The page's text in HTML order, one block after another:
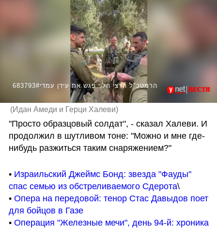
683793#הרמטכ"ל הרצי הלוי פגש את עידן עמדי
(Идан Амеди и Герци Халеви)
"Просто образцовый солдат", - сказал Халеви. И
продолжил в шутливом тоне: "Можно и мне где-
нибудь разжиться таким снаряжением?"
• Израильский Джеймс Бонд: звезда "Фауды"
спас семью из обстреливаемого Сдерота\
• Опера на передовой: тенор Стас Давыдов поет
для бойцов в Газе
• Операция "Железные мечи", день 94-й: хроника